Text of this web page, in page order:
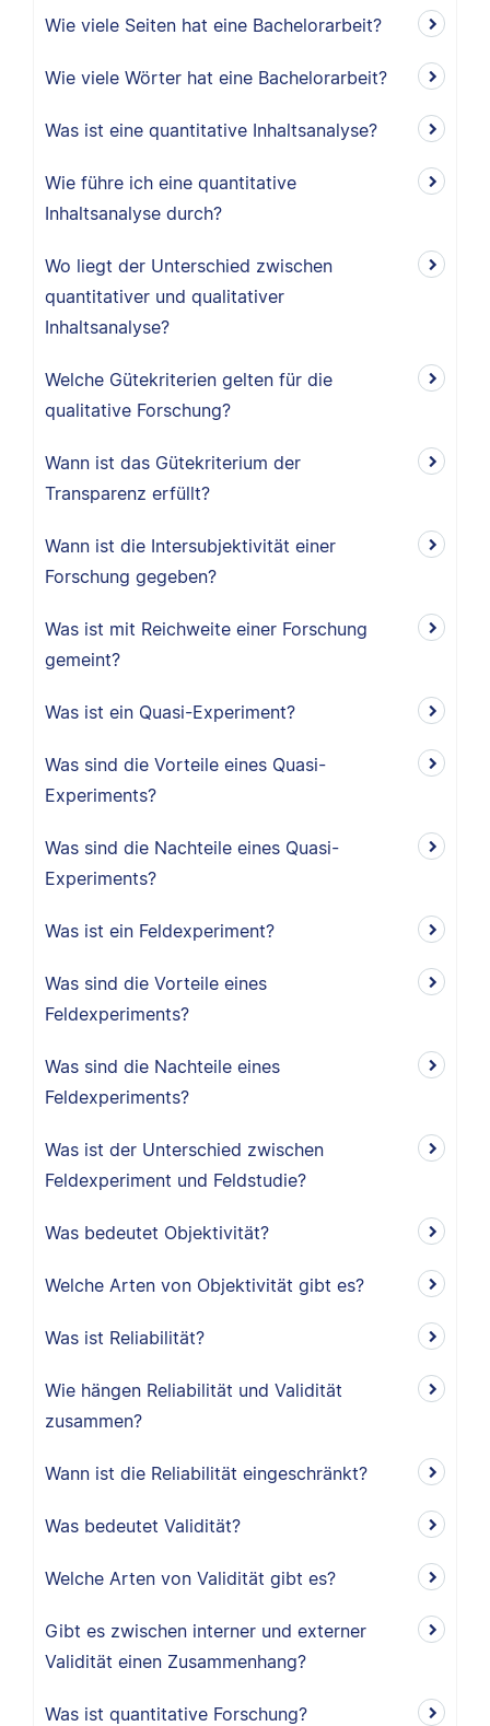
Wie viele Seiten hat eine Bachelorarbeit?
Wie viele Wörter hat eine Bachelorarbeit?
Was ist eine quantitative Inhaltsanalyse?
Wie führe ich eine quantitative
Inhaltsanalyse durch?
Wo liegt der Unterschied zwischen
quantitativer und qualitativer
Inhaltsanalyse?
Welche Gütekriterien gelten für die
qualitative Forschung?
Wann ist das Gütekriterium der
Transparenz erfüllt?
Wann ist die Intersubjektivität einer
Forschung gegeben?
Was ist mit Reichweite einer Forschung
gemeint?
Was ist ein Quasi-Experiment?
Was sind die Vorteile eines Quasi-
Experiments?
Was sind die Nachteile eines Quasi-
Experiments?
Was ist ein Feldexperiment?
Was sind die Vorteile eines
Feldexperiments?
Was sind die Nachteile eines
Feldexperiments?
Was ist der Unterschied zwischen
Feldexperiment und Feldstudie?
Was bedeutet Objektivität?
Welche Arten von Objektivität gibt es?
Was ist Reliabilität?
Wie hängen Reliabilität und Validität
zusammen?
Wann ist die Reliabilität eingeschränkt?
Was bedeutet Validität?
Welche Arten von Validität gibt es?
Gibt es zwischen interner und externer
Validität einen Zusammenhang?
Was ist quantitative Forschung?